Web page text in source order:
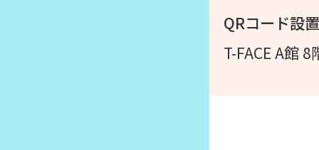
QRコード設
T-FACE A館